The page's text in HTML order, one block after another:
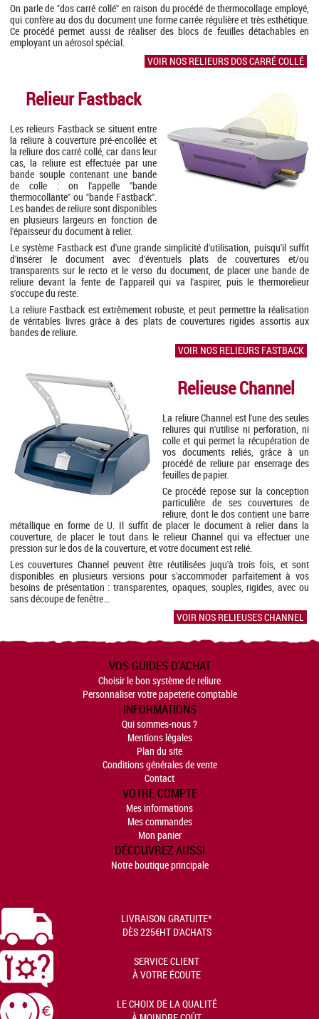
On parle de "dos carré collé" en raison du procédé de thermocollage employé,
qui confère au dos du document une forme carrée régulière et très esthétique.
Ce procédé permet aussi de réaliser des blocs de feuilles détachables en
employant un aérosol spécial.
VOIR NOS RELIEURS DOS CARRÉ COLLÉ
Relieur Fastback
Les relieurs Fastback se situent entre
la reliure à couverture pré-encollée et
la reliure dos carré collé, car dans leur
cas, la reliure est effectuée par une
bande souple contenant une bande
de colle : on l'appelle "bande
thermocollante" ou "bande Fastback".
Les bandes de reliure sont disponibles
en plusieurs largeurs en fonction de
l'épaisseur du document à relier.
Le système Fastback est d'une grande simplicité d'utilisation, puisqu'il suffit
d'insérer le document avec d'éventuels plats de couvertures et/ou
transparents sur le recto et le verso du document, de placer une bande de
reliure devant la fente de l'appareil qui va l'aspirer, puis le thermorelieur
s'occupe du reste.
La reliure Fastback est extrêmement robuste, et peut permettre la réalisation
de véritables livres grâce à des plats de couvertures rigides assortis aux
bandes de reliure.
VOIR NOS RELIEURS FASTBACK
Relieuse Channel
La reliure Channel est l'une des seules
reliures qui n'utilise ni perforation, ni
colle et qui permet la récupération de
vos documents reliés, grâce à un
procédé de reliure par enserrage des
feuilles de papier.
Ce procédé repose sur la conception
particulière de ses couvertures de
reliure, dont le dos contient une barre
métallique en forme de U. Il suffit de placer le document à relier dans la
couverture, de placer le tout dans le relieur Channel qui va effectuer une
pression sur le dos de la couverture, et votre document est relié.
Les couvertures Channel peuvent être réutilisées juqu'à trois fois, et sont
disponibles en plusieurs versions pour s'accommoder parfaitement à vos
besoins de présentation : transparentes, opaques, souples, rigides, avec ou
sans découpe de fenêtre...
VOIR NOS RELIEUSES CHANNEL
VOS GUIDES D'ACHAT
Choisir le bon système de reliure
Personnaliser votre papeterie comptable
INFORMATIONS
Qui sommes-nous ?
Mentions légales
Plan du site
Conditions générales de vente
Contact
VOTRE COMPTE
Mes informations
Mes commandes
Mon panier
DÉCOUVREZ AUSSI
Notre boutique principale
LIVRAISON GRATUITE*
DÈS 225€HT D'ACHATS
SERVICE CLIENT
À VOTRE ÉCOUTE
LE CHOIX DE LA QUALITÉ